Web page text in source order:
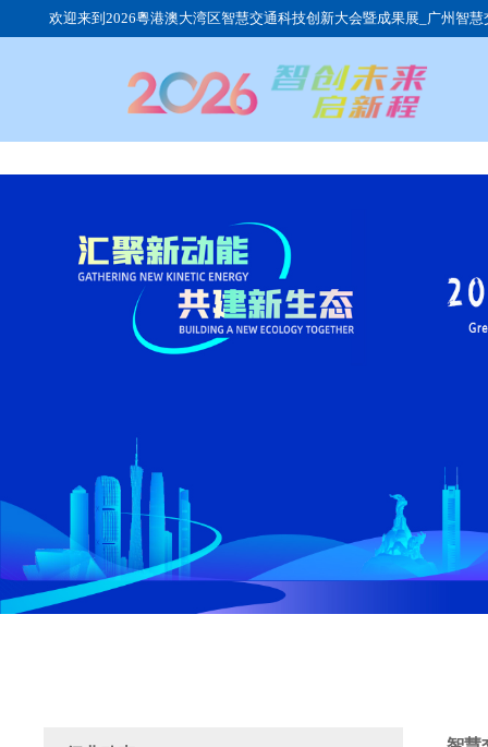
欢迎来到2026粵港澳大湾区智慧交通科技创新大会暨成果展_广州智
展会介绍
日程安排
参展流程
同期会议
展会回顾
参观时间
我要参观
团体观众